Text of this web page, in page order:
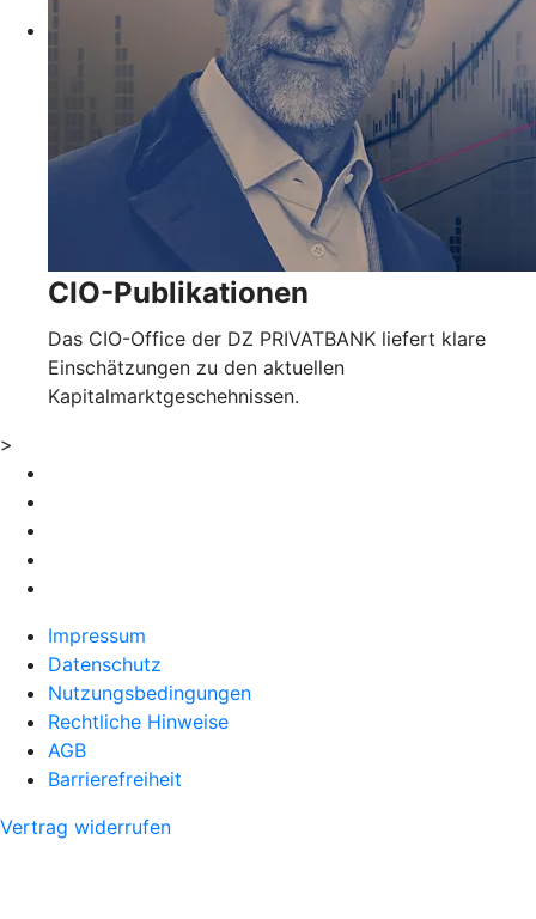
CIO-Publikationen
Das CIO-Office der DZ PRIVATBANK liefert klare
Einschätzungen zu den aktuellen
Kapitalmarktgeschehnissen.
>
Impressum
Datenschutz
Nutzungsbedingungen
Rechtliche Hinweise
AGB
Barrierefreiheit
Vertrag widerrufen